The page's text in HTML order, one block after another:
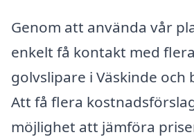
Genom att använda vår
enkelt få kontakt med
golvslipare i Väskinde och
Att få flera
möjlighet att jämföra